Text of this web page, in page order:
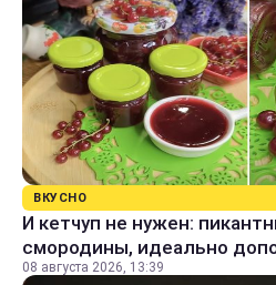
ВКУСНО
И кетчуп не нужен:
смородины, идеально
08 августа 2026, 13:39